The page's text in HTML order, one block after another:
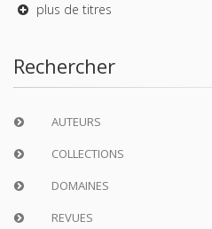
plus de titres
Rechercher
AUTEURS
COLLECTIONS
DOMAINES
REVUES